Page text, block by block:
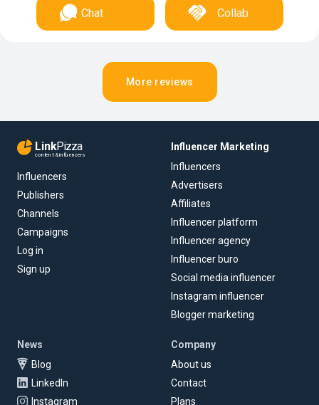
Chat Collab
More reviews
LinkPizza
content & influencers
Influencers
Publishers
Channels
Campaigns
Log in
Sign up
Influencer Marketing
Influencers
Advertisers
Affiliates
Influencer platform
Influencer agency
Influencer buro
Social media influencer
Instagram influencer
Blogger marketing
News
Blog
LinkedIn
Instagram
Company
About us
Contact
Plans